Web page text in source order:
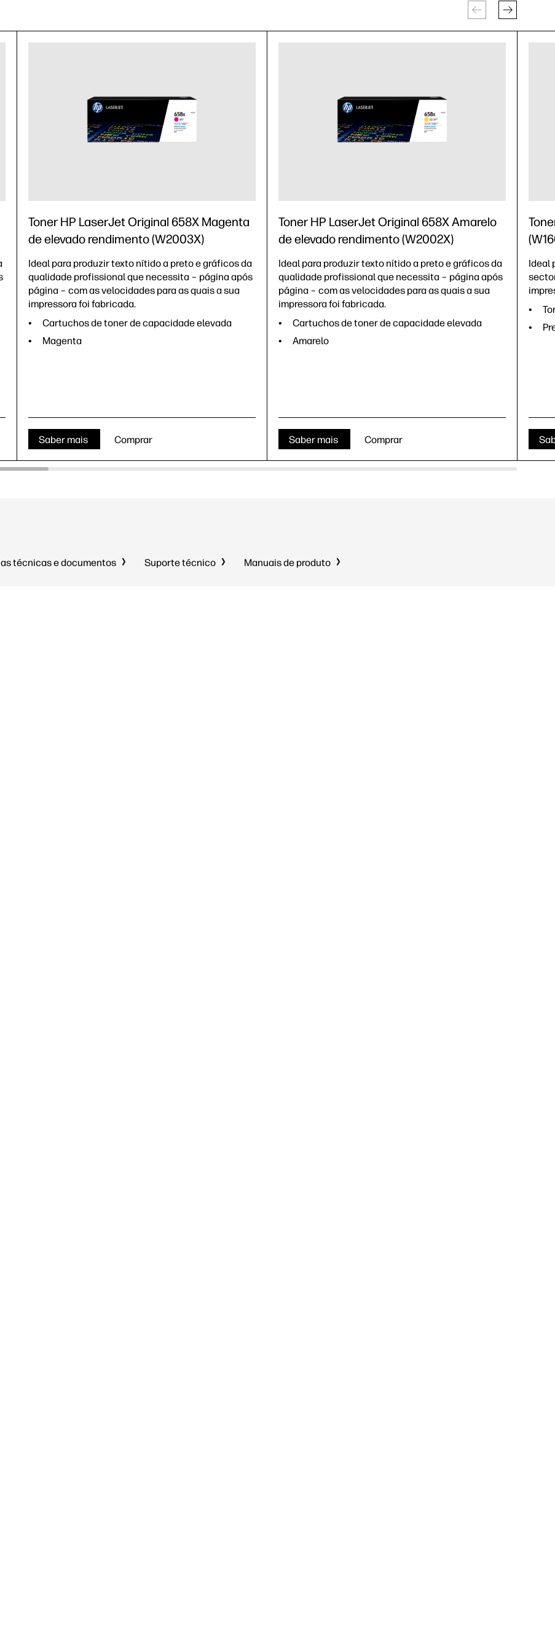
Toner HP LaserJet Original 658X Magenta
de elevado rendimento (W2003X)
Ideal para produzir texto nítido a preto e gráficos da
qualidade profissional que necessita – página após
página – com as velocidades para as quais a sua
impressora foi fabricada.
Cartuchos de toner de capacidade elevada
Magenta
Saber mais Comprar
Toner HP LaserJet Original 658X Amarelo
de elevado rendimento (W2002X)
Ideal para produzir texto nítido a preto e gráficos da
qualidade profissional que necessita – página após
página – com as velocidades para as quais a sua
impressora foi fabricada.
Cartuchos de toner de capacidade elevada
Amarelo
Saber mais Comprar
Ideal
técnicas e documentos Suporte técnico Manuais de produto